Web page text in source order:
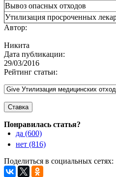
Вывоз опасных отходов
Утилизация просроченных
Автор:
Никита
Дата публикации:
29/03/2016
Рейтинг статьи:
Понравилась статья?
да (600)
нет (816)
Поделиться в социальных сетях: